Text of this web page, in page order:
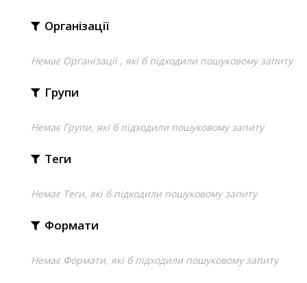
Організації
Немає Організації , які б підходили пошуковому запиту
Групи
Немає Групи, які б підходили пошуковому запиту
Теги
Немає Теги, які б підходили пошуковому запиту
Формати
Немає Формати, які б підходили пошуковому запиту